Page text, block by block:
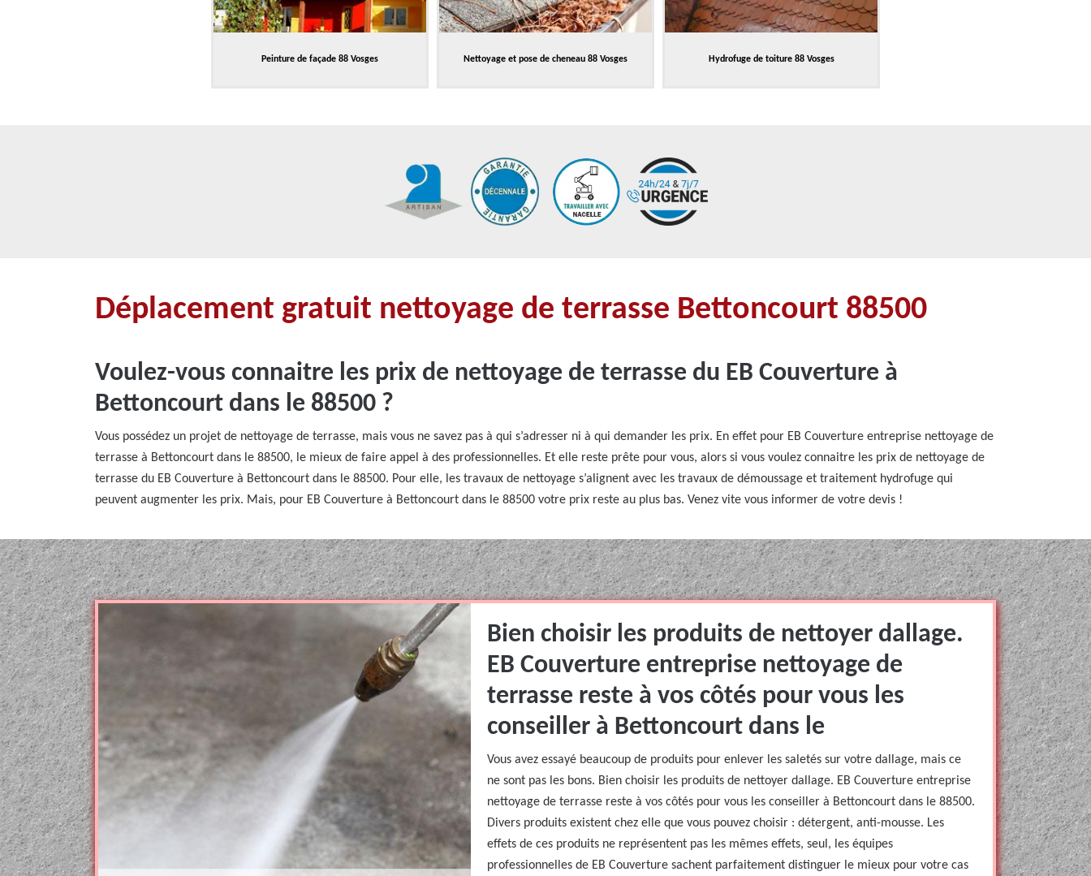
Peinture de façade 88 Vosges Nettoyage et pose de cheneau 88 Vosges Hydrofuge de toiture 88 Vosges
Déplacement gratuit nettoyage de terrasse Bettoncourt 88500
Voulez-vous connaitre les prix de nettoyage de terrasse du EB Couverture à
Bettoncourt dans le 88500 ?
Vous possédez un projet de nettoyage de terrasse, mais vous ne savez pas à qui s’adresser ni à qui demander les prix. En effet pour EB Couverture entreprise nettoyage de
terrasse à Bettoncourt dans le 88500, le mieux de faire appel à des professionnelles. Et elle reste prête pour vous, alors si vous voulez connaitre les prix de nettoyage de
terrasse du EB Couverture à Bettoncourt dans le 88500. Pour elle, les travaux de nettoyage s’alignent avec les travaux de démoussage et traitement hydrofuge qui
peuvent augmenter les prix. Mais, pour EB Couverture à Bettoncourt dans le 88500 votre prix reste au plus bas. Venez vite vous informer de votre devis !
Bien choisir les produits de nettoyer dallage.
EB Couverture entreprise nettoyage de
terrasse reste à vos côtés pour vous les
conseiller à Bettoncourt dans le
Vous avez essayé beaucoup de produits pour enlever les saletés sur votre dallage, mais ce
ne sont pas les bons. Bien choisir les produits de nettoyer dallage. EB Couverture entreprise
nettoyage de terrasse reste à vos côtés pour vous les conseiller à Bettoncourt dans le 88500.
Divers produits existent chez elle que vous pouvez choisir : détergent, anti-mousse. Les
effets de ces produits ne représentent pas les mêmes effets, seul, les équipes
professionnelles de EB Couverture sachent parfaitement distinguer le mieux pour votre cas